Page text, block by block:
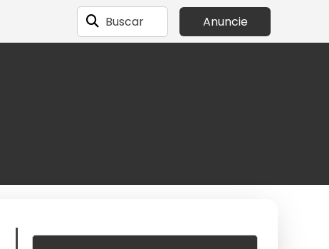
Buscar Anuncie